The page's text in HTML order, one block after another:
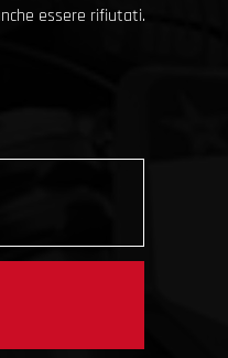
essere rifiutati.